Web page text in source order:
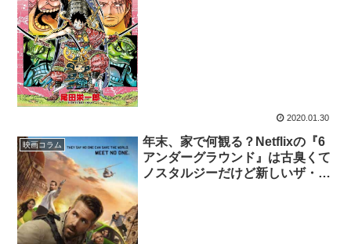
2020.01.30
映画コラム
年末、家で何観る？Netflixの『6
アンダーグラウンド』は古臭くて
ノスタルジーだけど新しいザ・ア